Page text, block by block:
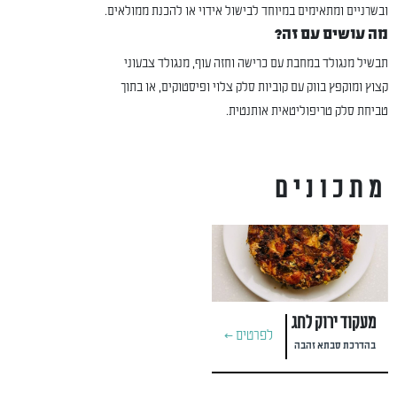
ובשרניים ומתאימים במיוחד לבישול אידוי או להכנת ממולאים.
מה עושים עם זה?
תבשיל מנגולד במחבת עם כרישה וחזה עוף, מנגולד צבעוני
קצוץ ומוקפץ בווק עם קוביות סלק צלוי ופיסטוקים, או בתוך
טביחת סלק טריפוליטאית אותנטית.
מתכונים
מעקוד ירוק לחג
בהדרכת סבתא זהבה
לפרטים >